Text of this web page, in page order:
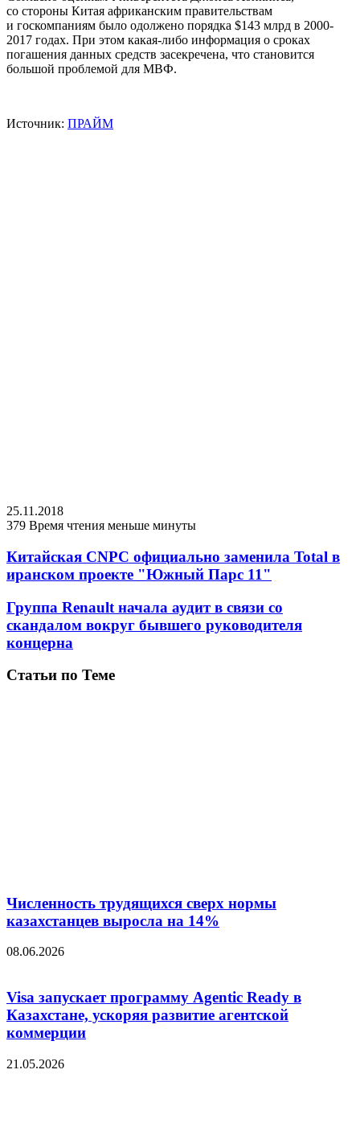
со стороны Китая африканским правительствам
и госкомпаниям было одолжено порядка $143 млрд в 2000-
2017 годах. При этом какая-либо информация о сроках
погашения данных средств засекречена, что становится
большой проблемой для МВФ.
Источник: ПРАЙМ
25.11.2018
379 Время чтения меньше минуты
Китайская CNPC официально заменила Total в
иранском проекте "Южный Парс 11"
Группа Renault начала аудит в связи со
скандалом вокруг бывшего руководителя
концерна
Статьи по Теме
Численность трудящихся сверх нормы
казахстанцев выросла на 14%
08.06.2026
Visa запускает программу Agentic Ready в
Казахстане, ускоряя развитие агентской
коммерции
21.05.2026